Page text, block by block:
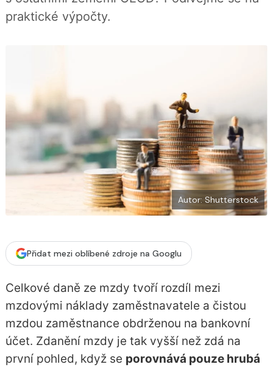
praktické výpočty.
Autor: Shutterstock
Přidat mezi oblíbené zdroje na Googlu
Celkové daně ze mzdy tvoří rozdíl mezi
mzdovými náklady zaměstnavatele a čistou
mzdou zaměstnance obdrženou na bankovní
účet. Zdanění mzdy je tak vyšší než zdá na
první pohled, když se porovnává pouze hrubá